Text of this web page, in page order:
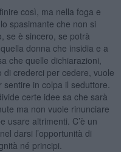
così, ma nella foga e
spasimante che non si
se è sincero, se potrà
donna che insidia e a
che quelle dichiarazioni,
crederci per cedere, vuole
in colpa il seduttore.
certe idee sa che sarà
ma non vuole rinunciare
usare altrimenti. C’è un
darsi l’opportunità di
né principi.